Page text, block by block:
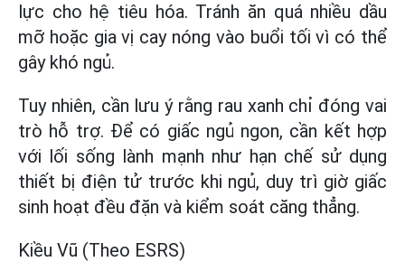
lực cho hệ tiêu hóa. Tránh ăn quá nhiều dầu
mỡ hoặc gia vị cay nóng vào buổi tối vì có thể
gây khó ngủ.
Tuy nhiên, cần lưu ý rằng rau xanh chỉ đóng vai
trò hỗ trợ. Để có giấc ngủ ngon, cần kết hợp
với lối sống lành mạnh như hạn chế sử dụng
thiết bị điện tử trước khi ngủ, duy trì giờ giấc
sinh hoạt đều đặn và kiểm soát căng thẳng.
Kiều Vũ (Theo ESRS)